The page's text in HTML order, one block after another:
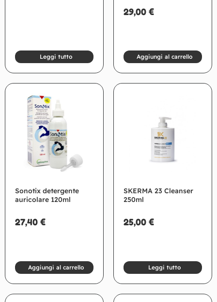
Leggi tutto
29,00 €
Aggiungi al carrello
Sonotix detergente
auricolare 120ml
27,40 €
Aggiungi al carrello
SKERMA 23 Cleanser
250ml
25,00 €
Leggi tutto